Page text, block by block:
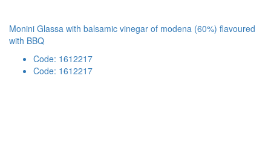
Monini Glassa with balsamic vinegar of modena (60%) flavoured
with BBQ
Code: 1612217
Code: 1612217